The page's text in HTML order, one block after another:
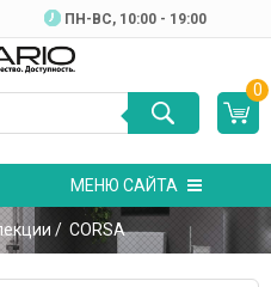
ПН-ВC, 10:00 - 19:00
0
МЕНЮ САЙТА
/ CORSA